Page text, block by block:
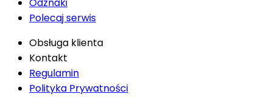
Polecaj serwis
Obsługa klienta
Kontakt
Regulamin
Polityka Prywatności